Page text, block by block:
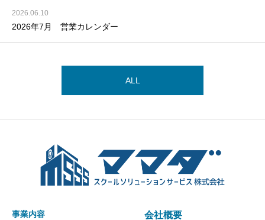
2026.06.10
2026年7月 営業カレンダー
ALL
事業内容 会社概要